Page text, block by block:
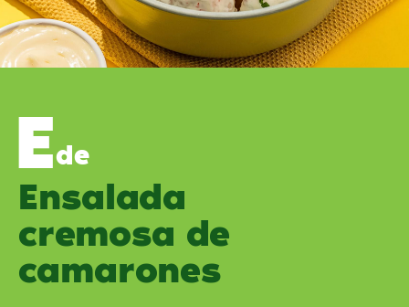
Ede
Ensalada
cremosa de
camarones